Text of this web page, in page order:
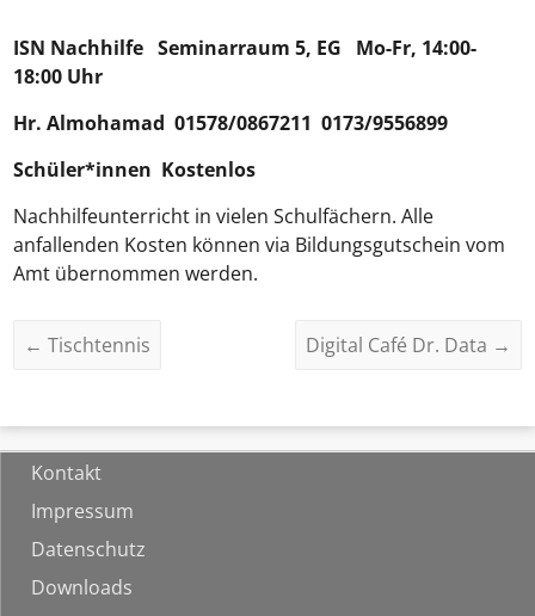
ISN Nachhilfe Seminarraum 5, EG Mo-Fr, 14:00-
18:00 Uhr
Hr.Almohamad 01578/0867211 0173/9556899
Schüler*innen Kostenlos
Nachhilfeunterricht in vielen Schulfächern. Alle
anfallenden Kosten können via Bildungsgutschein vom
Amt übernommen werden.
← Tischtennis Digital Café Dr. Data →
Kontakt
Impressum
Datenschutz
Downloads